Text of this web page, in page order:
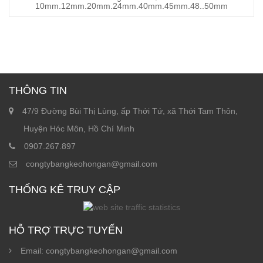
10mm.12mm.20mm.24mm.40mm.45mm.48..50mm
THÔNG TIN
47/9 Đường Bùi Thị Lùng, ấp Thới Tứ, xã Thới Tam Thôn,
Huyện Hóc Môn, Hồ Chí Minh
0907.267.897
congtybangkeohongan@gmail.com
THỐNG KÊ TRUY CẬP
HỖ TRỢ TRỰC TUYẾN
Email: congtybangkeohongan@gmail.com